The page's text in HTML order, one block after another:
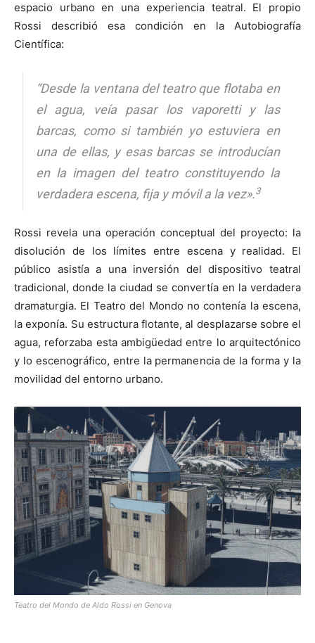
espacio urbano en una experiencia teatral. El propio
Rossi describió esa condición en la Autobiografía
Científica:
“Desde la ventana del teatro que flotaba en
el agua, veía pasar los vaporetti y las
barcas, como si también yo estuviera en
una de ellas, y esas barcas se introducían
en la imagen del teatro constituyendo la
verdadera escena, fija y móvil a la vez».3
Rossi revela una operación conceptual del proyecto: la
disolución de los límites entre escena y realidad. El
público asistía a una inversión del dispositivo teatral
tradicional, donde la ciudad se convertía en la verdadera
dramaturgia. El Teatro del Mondo no contenía la escena,
la exponía. Su estructura flotante, al desplazarse sobre el
agua, reforzaba esta ambigüedad entre lo arquitectónico
y lo escenográfico, entre la permanencia de la forma y la
movilidad del entorno urbano.
Teatro del Mondo de Aldo Rossi en Genova